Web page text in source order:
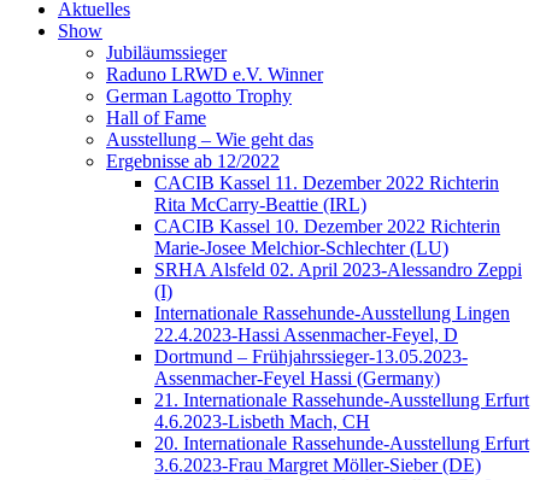
Aktuelles
Show
Jubiläumssieger
Raduno LRWD e.V. Winner
German Lagotto Trophy
Hall of Fame
Ausstellung – Wie geht das
Ergebnisse ab 12/2022
CACIB Kassel 11. Dezember 2022 Richterin
Rita McCarry-Beattie (IRL)
CACIB Kassel 10. Dezember 2022 Richterin
Marie-Josee Melchior-Schlechter (LU)
SRHA Alsfeld 02. April 2023-Alessandro Zeppi
(I)
Internationale Rassehunde-Ausstellung Lingen
22.4.2023-Hassi Assenmacher-Feyel, D
Dortmund – Frühjahrssieger-13.05.2023-
Assenmacher-Feyel Hassi (Germany)
21. Internationale Rassehunde-Ausstellung Erfurt
4.6.2023-Lisbeth Mach, CH
20. Internationale Rassehunde-Ausstellung Erfurt
3.6.2023-Frau Margret Möller-Sieber (DE)